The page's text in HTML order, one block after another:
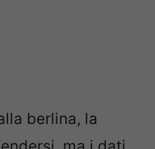
berlina, la